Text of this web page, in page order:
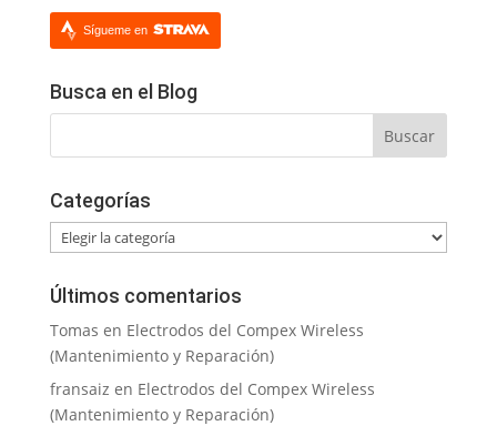
Sígueme en
Busca en el Blog
Categorías
Categorías
Últimos comentarios
Tomas en Electrodos del Compex Wireless
(Mantenimiento y Reparación)
fransaiz en Electrodos del Compex Wireless
(Mantenimiento y Reparación)